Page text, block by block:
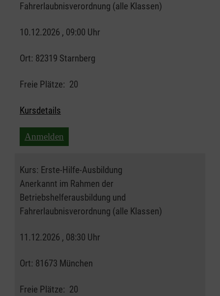
Fahrerlaubnisverordnung (alle Klassen)
10.12.2026 , 09:00 Uhr
Ort: 82319 Starnberg
Freie Plätze: 20
Kursdetails
Anmelden
Kurs: Erste-Hilfe-Ausbildung
Anerkannt im Rahmen der
Betriebshelferausbildung und
Fahrerlaubnisverordnung (alle Klassen)
11.12.2026 , 08:30 Uhr
Ort: 81673 München
Freie Plätze: 20